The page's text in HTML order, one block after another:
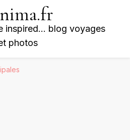
inspired… blog voyages
photos